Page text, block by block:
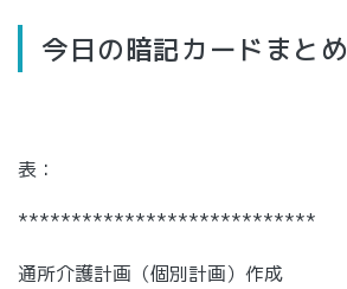
今日の暗記カードまとめ
表：
****************************
通所介護計画（個別計画）作成